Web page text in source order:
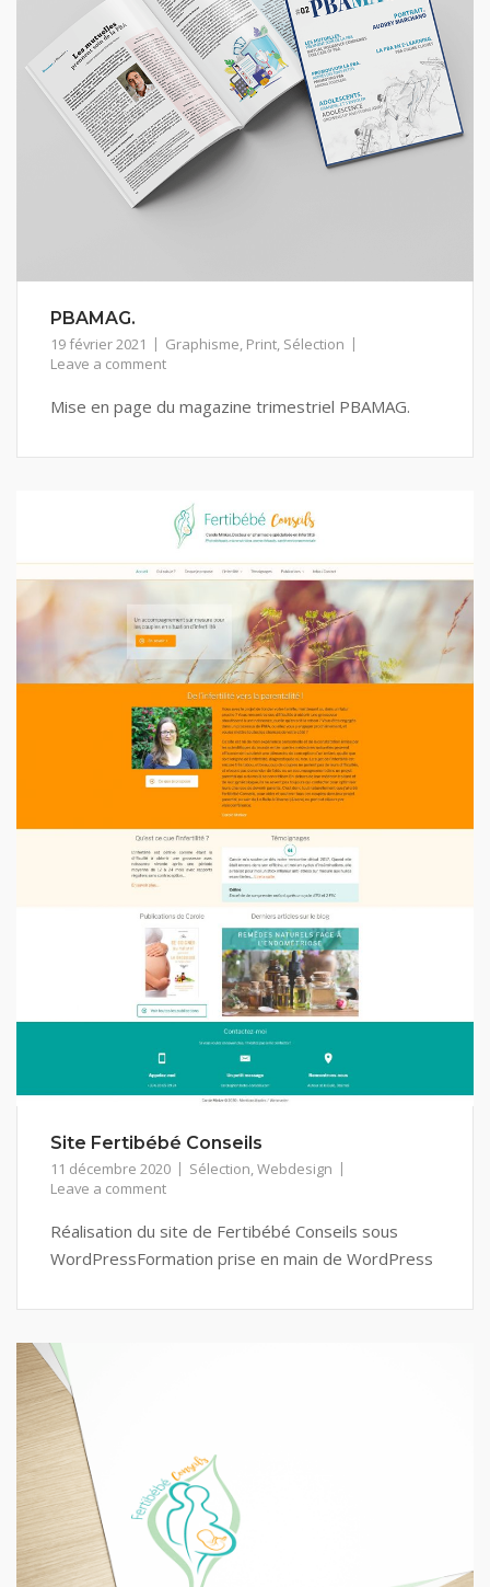
PBAMAG.
19 février 2021 Graphisme, Print, Sélection
Leave a comment
Mise en page du magazine trimestriel PBAMAG.
Site Fertibébé Conseils
11 décembre 2020 Sélection,Webdesign
Leave a comment
Réalisation du site de Fertibébé Conseils sous
WordPressFormation prise en main de WordPress